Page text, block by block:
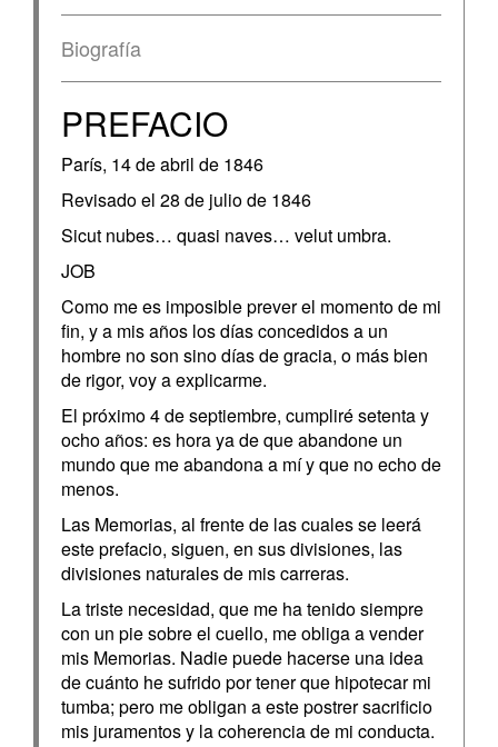
Biografía
PREFACIO
París, 14 de abril de 1846
Revisado el 28 de julio de 1846
Sicut nubes… quasi naves… velut umbra.
JOB
Como me es imposible prever el momento de mi
fin, y a mis años los días concedidos a un
hombre no son sino días de gracia, o más bien
de rigor, voy a explicarme.
El próximo 4 de septiembre, cumpliré setenta y
ocho años: es hora ya de que abandone un
mundo que me abandona a mí y que no echo de
menos.
Las Memorias, al frente de las cuales se leerá
este prefacio, siguen, en sus divisiones, las
divisiones naturales de mis carreras.
La triste necesidad, que me ha tenido siempre
con un pie sobre el cuello, me obliga a vender
mis Memorias. Nadie puede hacerse una idea
de cuánto he sufrido por tener que hipotecar mi
tumba; pero me obligan a este postrer sacrificio
mis juramentos y la coherencia de mi conducta.